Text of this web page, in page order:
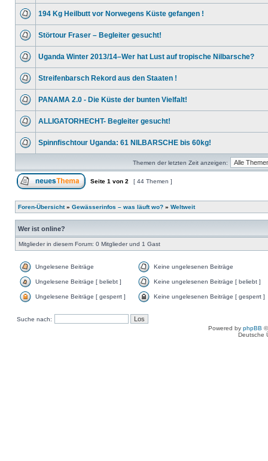
194 Kg Heilbutt vor Norwegens Küste gefangen !
Störtour Fraser – Begleiter gesucht!
Uganda Winter 2013/14–Wer hat Lust auf tropische Nilbarsche?
Streifenbarsch Rekord aus den Staaten !
PANAMA 2.0 - Die Küste der bunten Vielfalt!
ALLIGATORHECHT- Begleiter gesucht!
Spinnfischtour Uganda: 61 NILBARSCHE bis 60kg!
Themen der letzten Zeit anzeigen:
Seite 1 von 2 [ 44 Themen ]
Foren-Übersicht» Gewässerinfos – was läuft wo? » Weltweit
Wer ist online?
Mitglieder in diesem Forum: 0 Mitglieder und 1 Gast
Ungelesene Beiträge Keine ungelesenen Beiträge
Ungelesene Beiträge [ beliebt ] Keine ungelesenen Beiträge [ beliebt ]
Ungelesene Beiträge [ gesperrt ] Keine ungelesenen Beiträge [ gesperrt ]
Suche nach:
Powered by phpBB
Deutsche